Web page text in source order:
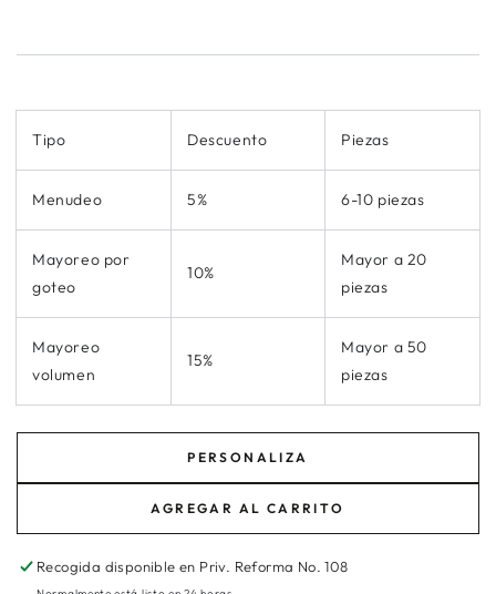
Tipo Descuento Piezas
Menudeo 5% 6-10 piezas
Mayoreo por
goteo
10%
Mayor a 20
piezas
Mayoreo
volumen
15%
Mayor a 50
piezas
PERSONALIZA
AGREGAR AL CARRITO
Recogida disponible en Priv. Reforma No. 108